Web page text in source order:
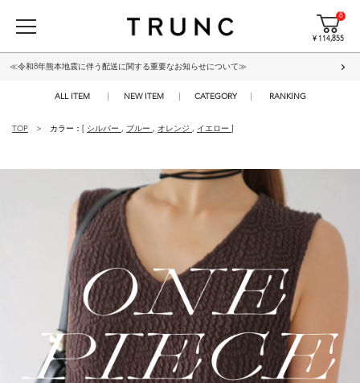
8
¥ 114,855
≪令和8年熊本地震に伴う配送に関する重要なお知らせについて≫
ALL ITEM NEW ITEM CATEGORY RANKING
TOP カラー：[ シルバー , ブルー , オレンジ , イエロー